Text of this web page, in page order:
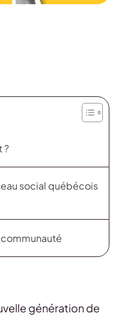
?
social québécois
communauté
génération de